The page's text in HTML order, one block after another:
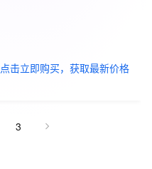
点击立即购买，获取最新价格
3